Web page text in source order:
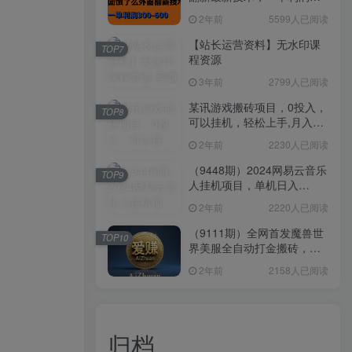
2年前 5599人已阅读
【站长运营资料】无水印课
程资源
3年前 2799人已阅读
TOP7
某讯游戏搬砖项目，0投入，
可以挂机，轻松上手,月入
2年前 2230人已阅读
TOP8
（9448期）2024网易云音乐
人挂机项目，单机日入
2年前 2220人已阅读
TOP9
（9111期）全网首发魔兽世
界美服全自动打金搬砖，日
姆级教学
2年前 2158人已阅读
TOP10
归档